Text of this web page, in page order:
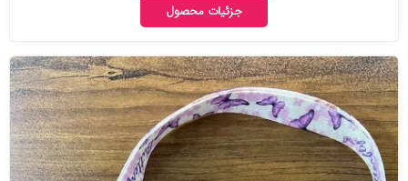
جزئیات محصول